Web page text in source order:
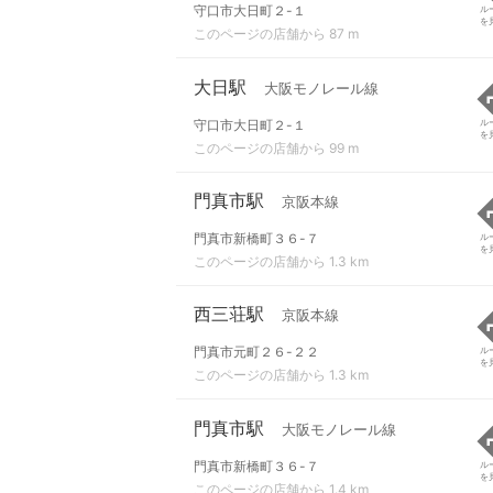
守口市大日町２-１
このページの店舗から 87 m
ル
を
大日駅 大阪モノレール線
守口市大日町２-１
このページの店舗から 99 m
ル
を
門真市駅 京阪本線
門真市新橋町３６-７
このページの店舗から 1.3 km
ル
を
西三荘駅 京阪本線
門真市元町２６-２２
このページの店舗から 1.3 km
ル
を
門真市駅 大阪モノレール線
門真市新橋町３６-７
このページの店舗から 1.4 km
ル
を